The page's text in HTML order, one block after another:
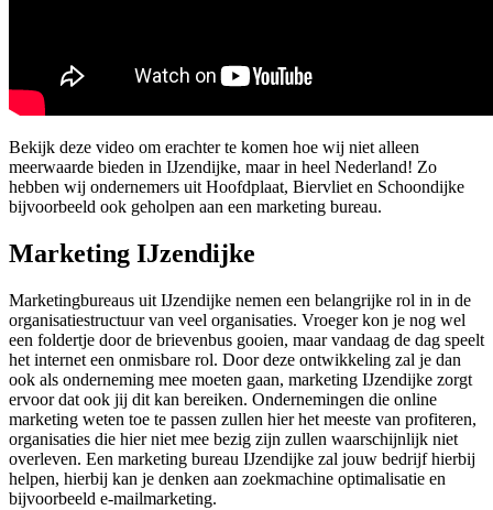
Bekijk deze video om erachter te komen hoe wij niet alleen
meerwaarde bieden in IJzendijke, maar in heel Nederland! Zo
hebben wij ondernemers uit Hoofdplaat, Biervliet en Schoondijke
bijvoorbeeld ook geholpen aan een marketing bureau.
Marketing IJzendijke
Marketingbureaus uit IJzendijke nemen een belangrijke rol in in de
organisatiestructuur van veel organisaties. Vroeger kon je nog wel
een foldertje door de brievenbus gooien, maar vandaag de dag speelt
het internet een onmisbare rol. Door deze ontwikkeling zal je dan
ook als onderneming mee moeten gaan, marketing IJzendijke zorgt
ervoor dat ook jij dit kan bereiken. Ondernemingen die online
marketing weten toe te passen zullen hier het meeste van profiteren,
organisaties die hier niet mee bezig zijn zullen waarschijnlijk niet
overleven. Een marketing bureau IJzendijke zal jouw bedrijf hierbij
helpen, hierbij kan je denken aan zoekmachine optimalisatie en
bijvoorbeeld e-mailmarketing.